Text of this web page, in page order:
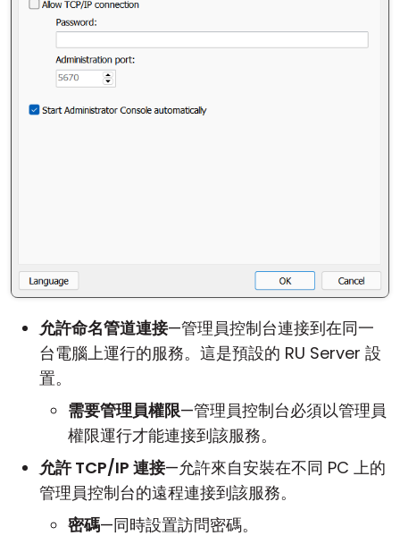
允許命名管道連接—管理員控制台連接到在同一
台電腦上運行的服務。這是預設的 RU Server 設
置。
需要管理員權限—管理員控制台必須以管理員
權限運行才能連接到該服務。
允許 TCP/IP 連接—允許來自安裝在不同 PC 上的
管理員控制台的遠程連接到該服務。
密碼—同時設置訪問密碼。